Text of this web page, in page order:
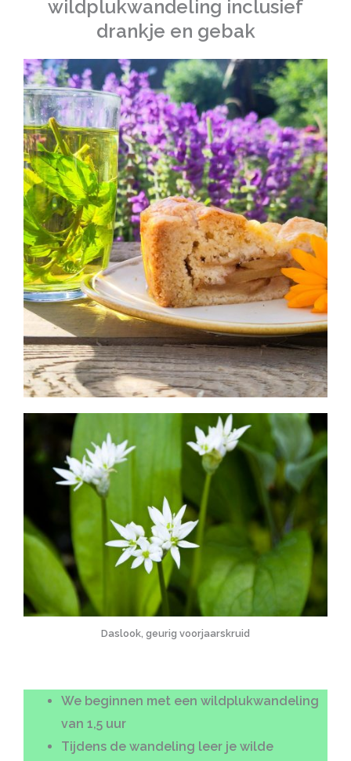
wildplukwandeling inclusief
drankje en gebak
Daslook, geurig voorjaarskruid
We beginnen met een wildplukwandeling
van 1,5 uur
Tijdens de wandeling leer je wilde